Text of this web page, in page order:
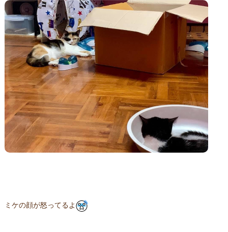
ミケの顔が怒ってるよ